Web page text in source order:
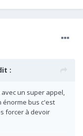
:
un super appel,
énorme bus c'est
forcer à devoir